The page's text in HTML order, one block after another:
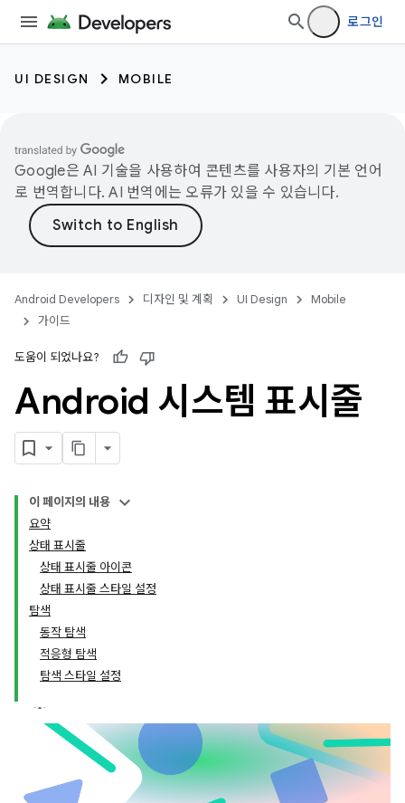
로그인
UI DESIGN MOBILE
Google은 AI 기술을 사용하여 콘텐츠를 사용자의 기본 언어
로 번역합니다. AI 번역에는 오류가 있을 수 있습니다.
Android Developers 디자인 및 계획 UI Design
Mobile
가이드
도움이 되었나요?
Android 시스템 표시줄
이 페이지의 내용
요약
상태 표시줄
상태 표시줄 아이콘
상태 표시줄 스타일 설정
탐색
동작 탐색
적응형 탐색
탐색 스타일 설정